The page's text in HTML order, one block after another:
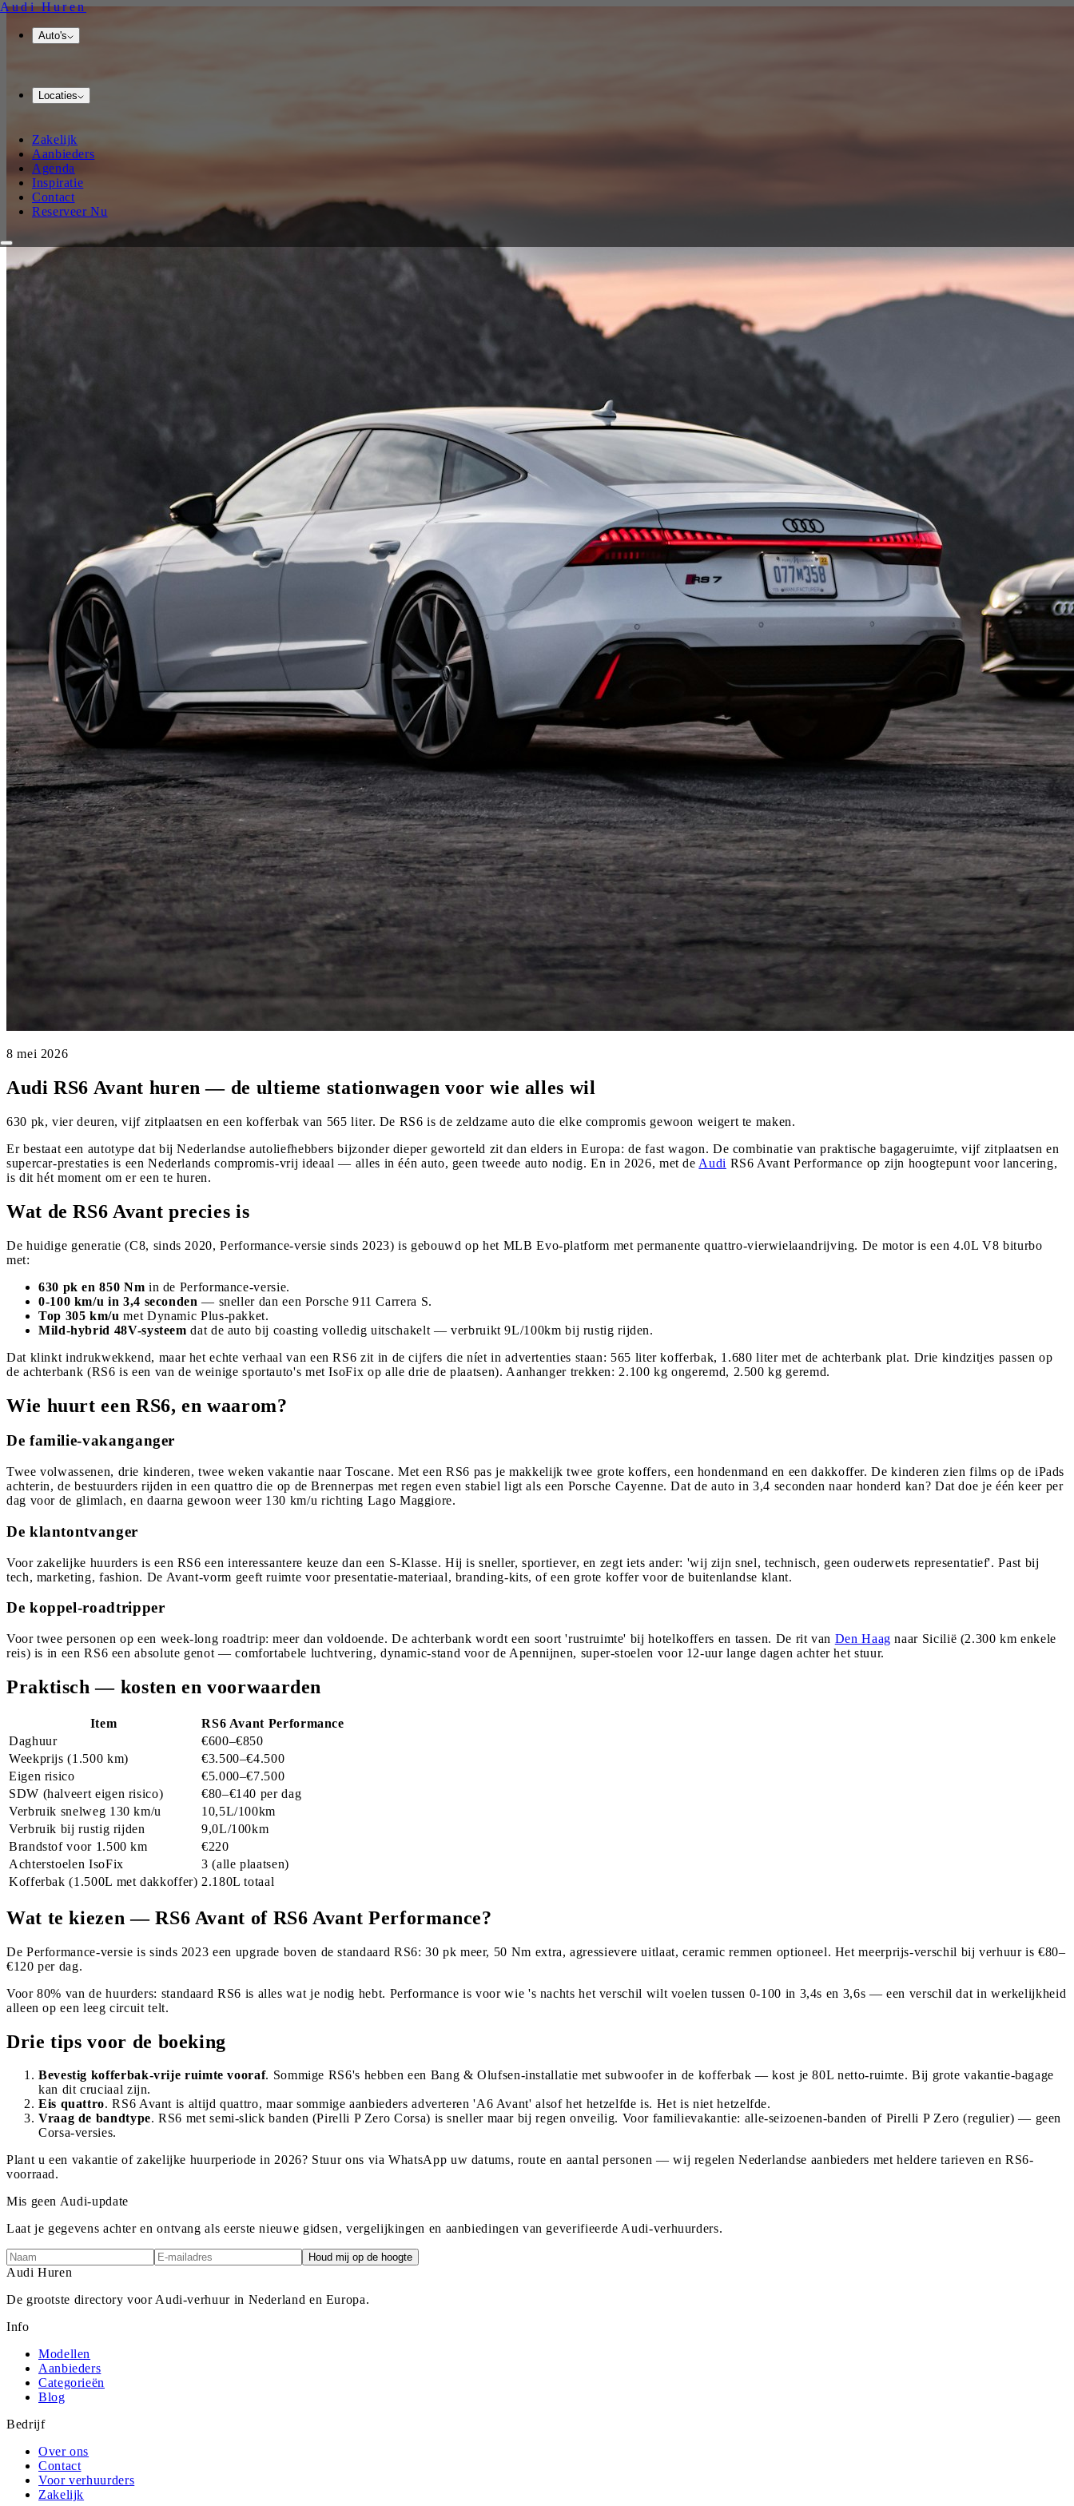
AudiHuren
Auto's
Locaties
Zakelijk
Aanbieders
Agenda
Inspiratie
Contact
Reserveer Nu
8 mei 2026
Audi RS6 Avant huren — de ultieme stationwagen voor wie alles wil
630 pk, vier deuren, vijf zitplaatsen en een kofferbak van 565 liter. De RS6 is de zeldzame auto die elke compromis gewoon weigert te maken.
Er bestaat een autotype dat bij Nederlandse autoliefhebbers bijzonder dieper geworteld zit dan elders in Europa: de fast wagon. De combinatie van praktische bagageruimte, vijf zitplaatsen en
supercar-prestaties is een Nederlands compromis-vrij ideaal — alles in één auto, geen tweede auto nodig. En in 2026, met de Audi RS6 Avant Performance op zijn hoogtepunt voor lancering,
is dit hét moment om er een te huren.
Wat de RS6 Avant precies is
De huidige generatie (C8, sinds 2020, Performance-versie sinds 2023) is gebouwd op het MLB Evo-platform met permanente quattro-vierwielaandrijving. De motor is een 4.0L V8 biturbo
met:
630 pk en 850 Nm in de Performance-versie.
0-100 km/u in 3,4 seconden — sneller dan een Porsche 911 Carrera S.
Top 305 km/u met Dynamic Plus-pakket.
Mild-hybrid 48V-systeem dat de auto bij coasting volledig uitschakelt — verbruikt 9L/100km bij rustig rijden.
Dat klinkt indrukwekkend, maar het echte verhaal van een RS6 zit in de cijfers die níet in advertenties staan: 565 liter kofferbak, 1.680 liter met de achterbank plat. Drie kindzitjes passen op
de achterbank (RS6 is een van de weinige sportauto's met IsoFix op alle drie de plaatsen). Aanhanger trekken: 2.100 kg ongeremd, 2.500 kg geremd.
Wie huurt een RS6, en waarom?
De familie-vakanganger
Twee volwassenen, drie kinderen, twee weken vakantie naar Toscane. Met een RS6 pas je makkelijk twee grote koffers, een hondenmand en een dakkoffer. De kinderen zien films op de iPads
achterin, de bestuurders rijden in een quattro die op de Brennerpas met regen even stabiel ligt als een Porsche Cayenne. Dat de auto in 3,4 seconden naar honderd kan? Dat doe je één keer per
dag voor de glimlach, en daarna gewoon weer 130 km/u richting Lago Maggiore.
De klantontvanger
Voor zakelijke huurders is een RS6 een interessantere keuze dan een S-Klasse. Hij is sneller, sportiever, en zegt iets ander: 'wij zijn snel, technisch, geen ouderwets representatief'. Past bij
tech, marketing, fashion. De Avant-vorm geeft ruimte voor presentatie-materiaal, branding-kits, of een grote koffer voor de buitenlandse klant.
De koppel-roadtripper
Voor twee personen op een week-long roadtrip: meer dan voldoende. De achterbank wordt een soort 'rustruimte' bij hotelkoffers en tassen. De rit van Den Haag naar Sicilië (2.300 km enkele
reis) is in een RS6 een absolute genot — comfortabele luchtvering, dynamic-stand voor de Apennijnen, super-stoelen voor 12-uur lange dagen achter het stuur.
Praktisch — kosten en voorwaarden
Item
RS6 Avant Performance
Daghuur
€600–€850
Weekprijs (1.500 km)
€3.500–€4.500
Eigen risico
€5.000–€7.500
SDW (halveert eigen risico)
€80–€140 per dag
Verbruik snelweg 130 km/u
10,5L/100km
Verbruik bij rustig rijden
9,0L/100km
Brandstof voor 1.500 km
€220
Achterstoelen IsoFix
3 (alle plaatsen)
Kofferbak (1.500L met dakkoffer) 2.180L totaal
Wat te kiezen — RS6 Avant of RS6 Avant Performance?
De Performance-versie is sinds 2023 een upgrade boven de standaard RS6: 30 pk meer, 50 Nm extra, agressievere uitlaat, ceramic remmen optioneel. Het meerprijs-verschil bij verhuur is €80–
€120 per dag.
Voor 80% van de huurders: standaard RS6 is alles wat je nodig hebt. Performance is voor wie 's nachts het verschil wilt voelen tussen 0-100 in 3,4s en 3,6s — een verschil dat in werkelijkheid
alleen op een leeg circuit telt.
Drie tips voor de boeking
Bevestig kofferbak-vrije ruimte vooraf. Sommige RS6's hebben een Bang & Olufsen-installatie met subwoofer in de kofferbak — kost je 80L netto-ruimte. Bij grote vakantie-bagage
kan dit cruciaal zijn.
Eis quattro. RS6 Avant is altijd quattro, maar sommige aanbieders adverteren 'A6 Avant' alsof het hetzelfde is. Het is niet hetzelfde.
Vraag de bandtype. RS6 met semi-slick banden (Pirelli P Zero Corsa) is sneller maar bij regen onveilig. Voor familievakantie: alle-seizoenen-banden of Pirelli P Zero (regulier) — geen
Corsa-versies.
Plant u een vakantie of zakelijke huurperiode in 2026? Stuur ons via WhatsApp uw datums, route en aantal personen — wij regelen Nederlandse aanbieders met heldere tarieven en RS6-
voorraad.
Mis geen Audi-update
Laat je gegevens achter en ontvang als eerste nieuwe gidsen, vergelijkingen en aanbiedingen van geverifieerde Audi-verhuurders.
Houd mij op de hoogte
Audi Huren
De grootste directory voor Audi-verhuur in Nederland en Europa.
Info
Modellen
Aanbieders
Categorieën
Blog
Bedrijf
Over ons
Contact
Voor verhuurders
Zakelijk